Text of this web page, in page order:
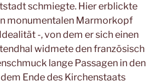
schmiegte. Hier erblickte
monumentalen Marmorkopf
-, von dem er sich einen
widmete den französisch
lange Passagen in den
Ende des Kirchenstaats